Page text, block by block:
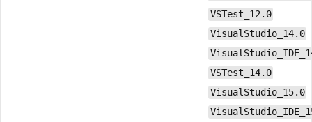
VSTest_12.0
VisualStudio_14.0
VSTest_14.0
VisualStudio_15.0